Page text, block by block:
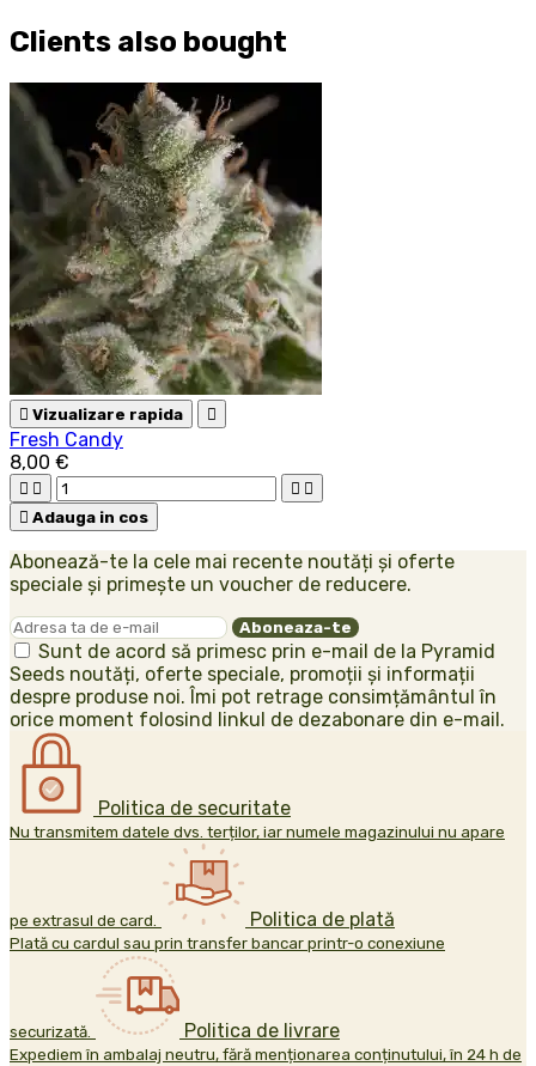
Clients also bought
 Vizualizare rapida 
Fresh Candy
8,00 €
   
 Adauga in cos
Abonează-te la cele mai recente noutăți și oferte
speciale și primește un voucher de reducere.
Sunt de acord să primesc prin e-mail de la Pyramid
Seeds noutăți, oferte speciale, promoții și informații
despre produse noi. Îmi pot retrage consimțământul în
orice moment folosind linkul de dezabonare din e-mail.
Politica de securitate
Nu transmitem datele dvs. terților, iar numele magazinului nu apare
pe extrasul de card. Politica de plată
Plată cu cardul sau prin transfer bancar printr-o conexiune
securizată. Politica de livrare
Expediem în ambalaj neutru, fără menționarea conținutului, în 24 h de